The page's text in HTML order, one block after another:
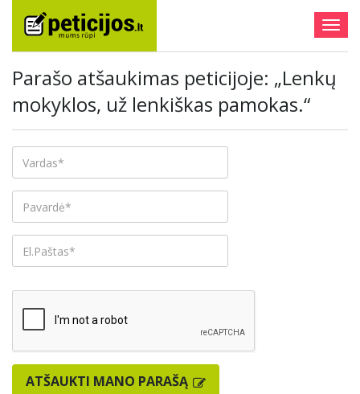
Parašo atšaukimas peticijoje: „Lenkų
mokyklos, už lenkiškas pamokas.“
ATŠAUKTI MANO PARAŠĄ